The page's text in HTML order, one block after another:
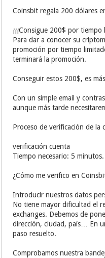
Coinsbit regala 200 dólares
¡¡¡Consigue 200$ por tiempo
Para dar a conocer su
promoción por tiempo
terminará la promoción.
Conseguir estos 200$, es
Con un simple email y
aunque más tarde
Proceso de verificación de la
verificación cuenta
Tiempo necesario: 5 minutos.
¿Cómo me verifico en
Introducir nuestros datos
No tiene mayor dificultad el
exchanges. Debemos de
dirección, ciudad, país… En
paso resuelto.
Comprobamos nuestra